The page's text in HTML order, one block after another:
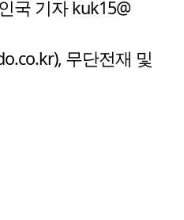
국 기자 kuk15@
무단전재 및